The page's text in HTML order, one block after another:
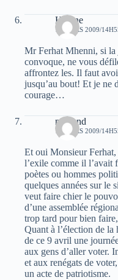
Hocine
17 MARS 2009/
Mr Ferhat Mhenni, si
convoque, ne vous
affrontez les. Il faut
jusqu’au bout! Et je ne
courage…
muhand
17 MARS 2009/
Et oui Monsieur
l’exile comme il l’avait
poètes ou hommes
quelques années sur
veut faire chier le
d’une assemblée
trop tard pour bien
Quant à l’élection de
de ce 9 avril une
aux gens d’aller voter.
et aux renégats de
un acte de patriotisme.